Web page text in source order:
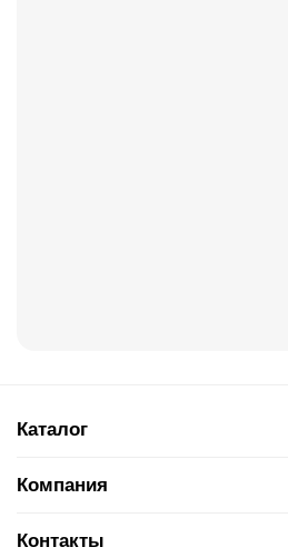
Каталог
Компания
Контакты